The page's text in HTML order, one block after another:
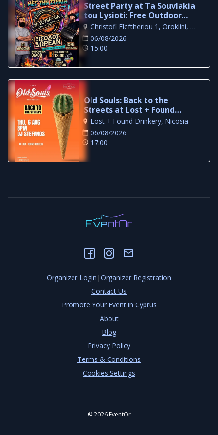
Street Party at Ta Souvlakia
tou Lysioti: Free Outdoor
Night in Larnaca
Christofi Eleftheriou 1, Oroklini, Larnaca
06/08/2026
15:00
Old Souls: Back to the
Streets at Lost + Found
Drinkery
Lost + Found Drinkery, Nicosia
06/08/2026
17:00
Organizer Login |Organizer Registration
Contact Us
Promote Your Event in Cyprus
About
Blog
Privacy Policy
Terms & Conditions
Cookies Settings
©2026EventOr